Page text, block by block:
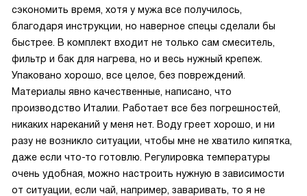
сэкономить время, хотя у мужа все получилось,
благодаря инструкции, но наверное спецы сделали бы
быстрее. В комплект входит не только сам смеситель,
фильтр и бак для нагрева, но и весь нужный крепеж.
Упаковано хорошо, все целое, без повреждений.
Материалы явно качественные, написано, что
производство Италии. Работает все без погрешностей,
никаких нареканий у меня нет. Воду греет хорошо, и ни
разу не возникло ситуации, чтобы мне не хватило кипятка,
даже если что-то готовлю. Регулировка температуры
очень удобная, можно настроить нужную в зависимости
от ситуации, если чай, например, заваривать, то я не